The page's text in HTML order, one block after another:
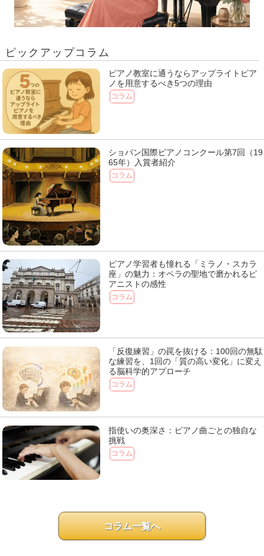
ピックアップコラム
ピアノ教室に通うならアップライトピア
ノを用意するべき5つの理由
コラム
ショパン国際ピアノコンクール第7回（19
65年）入賞者紹介
コラム
ピアノ学習者も憧れる「ミラノ・スカラ
座」の魅力：オペラの聖地で磨かれるピ
アニストの感性
コラム
「反復練習」の罠を抜ける：100回の無駄
な練習を、1回の「質の高い変化」に変え
る脳科学的アプローチ
コラム
指使いの奥深さ：ピアノ曲ごとの独自な
挑戦
コラム
コラム一覧へ